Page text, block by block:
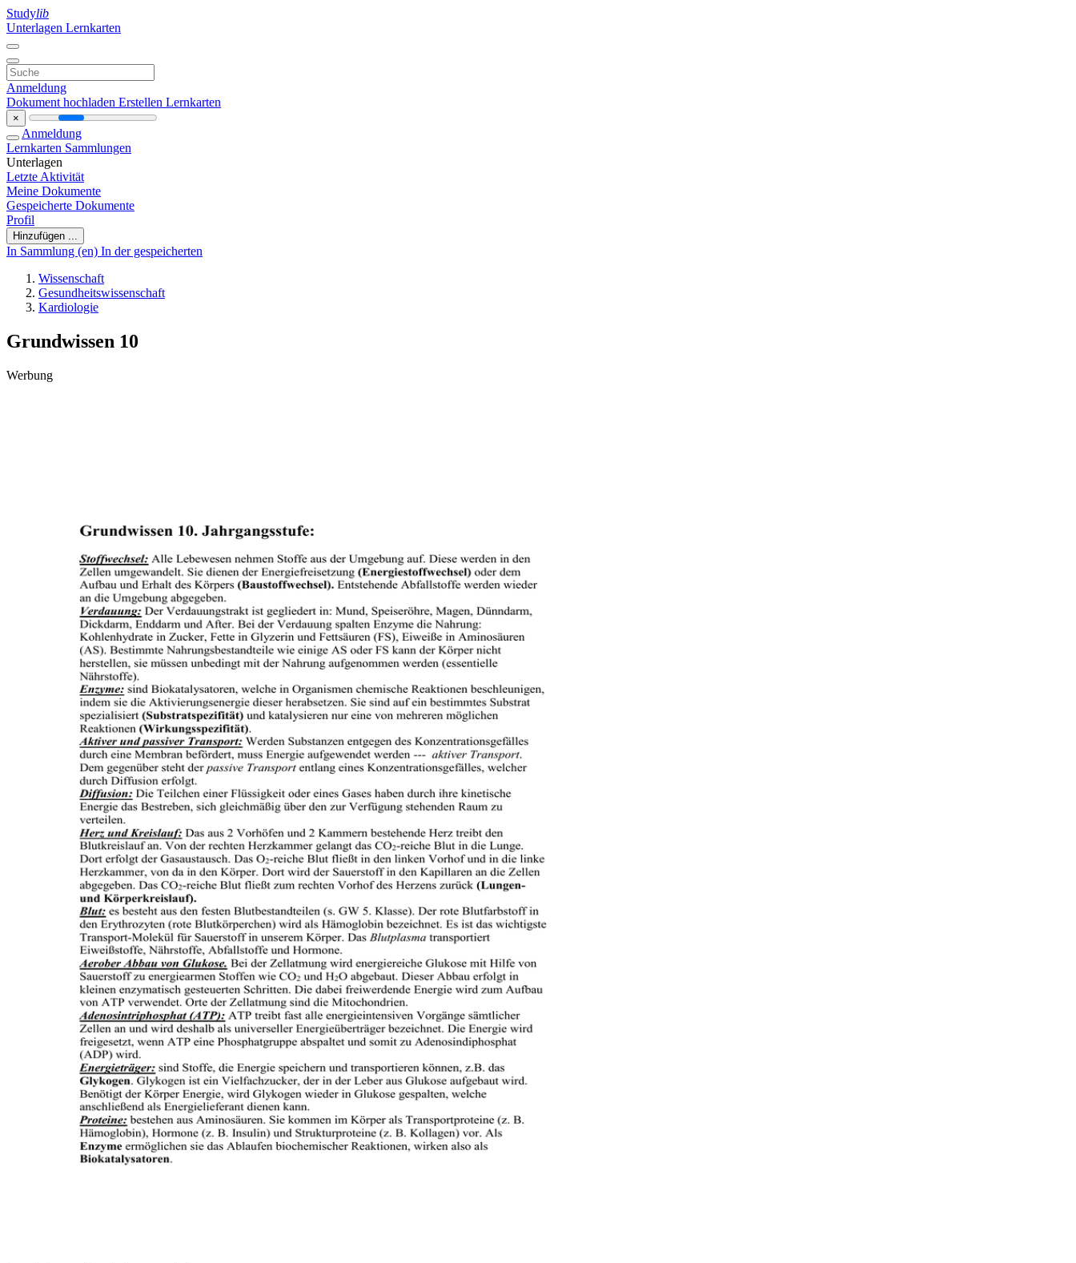
Studylib
Unterlagen Lernkarten
Anmeldung
Dokument hochladen Erstellen Lernkarten
×
Anmeldung
Lernkarten Sammlungen
Unterlagen
Letzte Aktivität
Meine Dokumente
Gespeicherte Dokumente
Profil
Hinzufügen ...
In Sammlung (en) In der gespeicherten
Wissenschaft
Gesundheitswissenschaft
Kardiologie
Grundwissen 10
Werbung